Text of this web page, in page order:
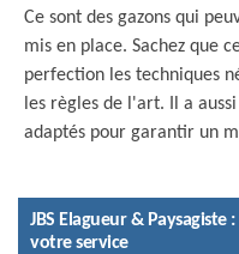
Ce sont des gazons qui
mis en place. Sachez que
perfection les techniques
les règles de l'art. Il a
adaptés pour garantir un
JBS Elagueur &
votre service